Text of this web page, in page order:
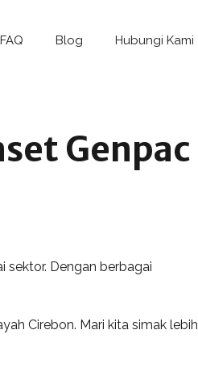
FAQ Blog Hubungi Kami
Genpac
sektor. Dengan berbagai
Cirebon. Mari kita simak lebih